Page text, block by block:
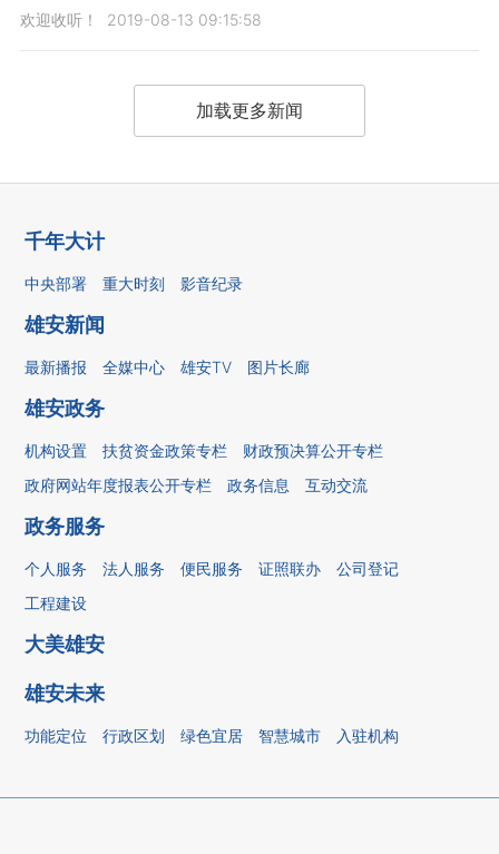
欢迎收听！ 2019-08-13 09:15:58
加载更多新闻
千年大计
中央部署 重大时刻 影音纪录
雄安新闻
最新播报 全媒中心 雄安TV 图片长廊
雄安政务
机构设置 扶贫资金政策专栏
财政预决算公开专栏
政府网站年度报表公开专栏
政务信息 互动交流
政务服务
个人服务 法人服务 便民服务 证照联办
公司登记
工程建设
大美雄安
雄安未来
功能定位 行政区划 绿色宜居 智慧城市 入驻机构